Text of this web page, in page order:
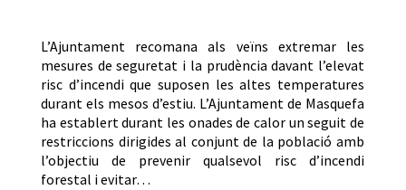
L’Ajuntament recomana als veïns extremar les
mesures de seguretat i la prudència davant l’elevat
risc d’incendi que suposen les altes temperatures
durant els mesos d’estiu. L’Ajuntament de Masquefa
ha establert durant les onades de calor un seguit de
restriccions dirigides al conjunt de la població amb
l’objectiu de prevenir qualsevol risc d’incendi
forestal i evitar…